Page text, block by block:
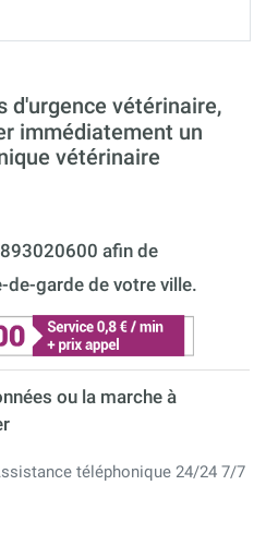
d'urgence vétérinaire,
immédiatement un
vétérinaire
afin de
de-garde de votre ville.
ou la marche à
téléphonique 24/24 7/7